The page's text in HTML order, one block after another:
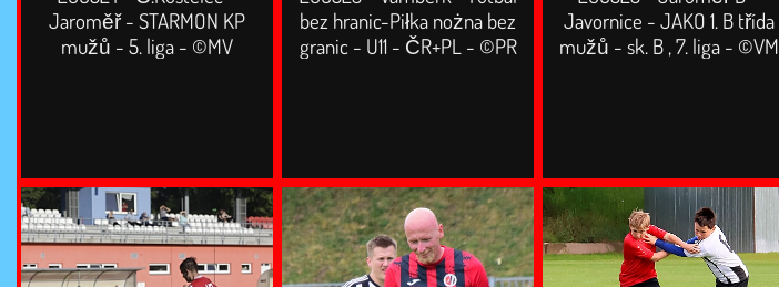
Jaroměř - STARMON KP
mužů - 5. liga - ©MV
bez hranic-Piłka nożna bez
granic - U11 - ČR+PL - ©PR
Javornice - JAKO 1. B třída
mužů - sk. B , 7. liga - ©VM